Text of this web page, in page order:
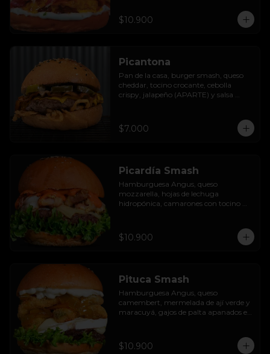
$10.900
Picantona
Pan de la casa, burger smash, queso
cheddar, tocino crocante, cebolla
crispy, jalapeño (APARTE) y salsa
$7.000
Picardía Smash
Hamburguesa Angus, queso
mozzarella, hojas de lechuga
hidropónica, camarones con tocino
$10.900
Pituca Smash
Hamburguesa Angus, queso
camembert, mermelada de ají verde y
maracuyá, gajos de palta apanados en
$10.900